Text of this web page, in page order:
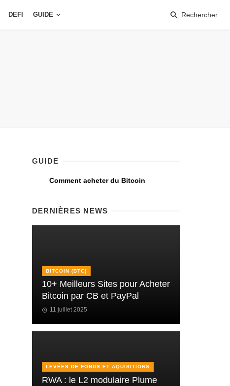
DEFI GUIDE Rechercher
GUIDE
Comment acheter du Bitcoin
DERNIÈRES NEWS
BITCOIN (BTC)
10+ Meilleurs Sites pour Acheter
Bitcoin par CB et PayPal
11 juillet 2025
LEVÉES DE FONDS ET AQUISITIONS
RWA : le L2 modulaire Plume